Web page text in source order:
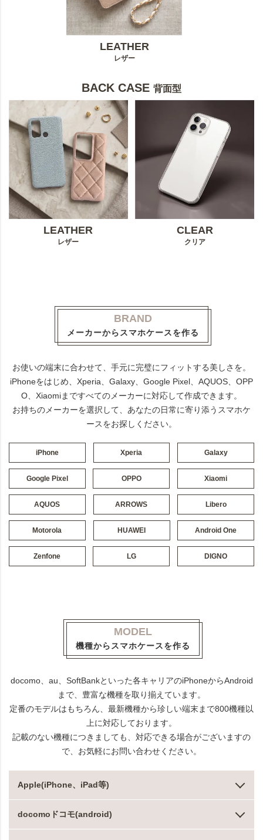
LEATHER
レザー
BACK CASE 背面型
LEATHER
レザー
CLEAR
クリア
BRAND
メーカーからスマホケースを作る
お使いの端末に合わせて、手元に完璧にフィットする美しさを。
iPhoneをはじめ、Xperia、Galaxy、Google Pixel、AQUOS、OPP
O、Xiaomiまですべてのメーカーに対応して作成できます。
お持ちのメーカーを選択して、あなたの日常に寄り添うスマホケ
ースをお探しください。
iPhone Xperia Galaxy
Google Pixel OPPO Xiaomi
AQUOS ARROWS Libero
Motorola HUAWEI Android One
Zenfone LG DIGNO
MODEL
機種からスマホケースを作る
docomo、au、SoftBankといった各キャリアのiPhoneからAndroid
まで、豊富な機種を取り揃えています。
定番のモデルはもちろん、最新機種から珍しい端末まで800機種以
上に対応しております。
記載のない機種につきましても、対応できる場合がございますの
で、お気軽にお問い合わせください。
Apple(iPhone、iPad等)
docomoドコモ(android)